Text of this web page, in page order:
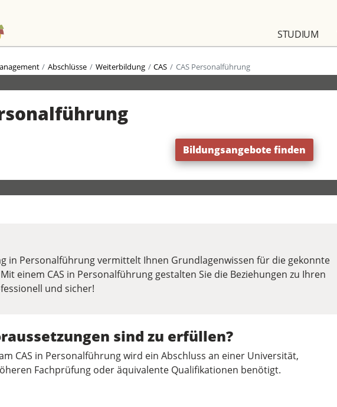
STUDIUM
Abschlüsse Weiterbildung CAS CAS Personalführung
Bildungsangebote finden
in Personalführung vermittelt Ihnen Grundlagenwissen für die gekonnte
einem CAS in Personalführung gestalten Sie die Beziehungen zu Ihren
und sicher!
sind zu erfüllen?
CAS in Personalführung wird ein Abschluss an einer Universität,
Fachprüfung oder äquivalente Qualifikationen benötigt.